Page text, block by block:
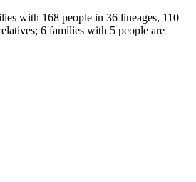
with 168 people in 36 lineages, 110
6 families with 5 people are